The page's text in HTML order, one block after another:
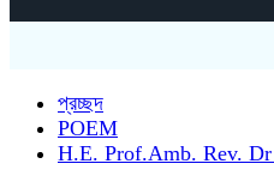
প্রচ্ছদ
POEM
H.E. Prof.Amb. Rev.